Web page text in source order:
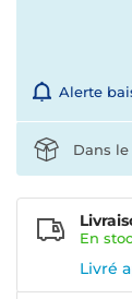
Alerte
En
Livré
Dans